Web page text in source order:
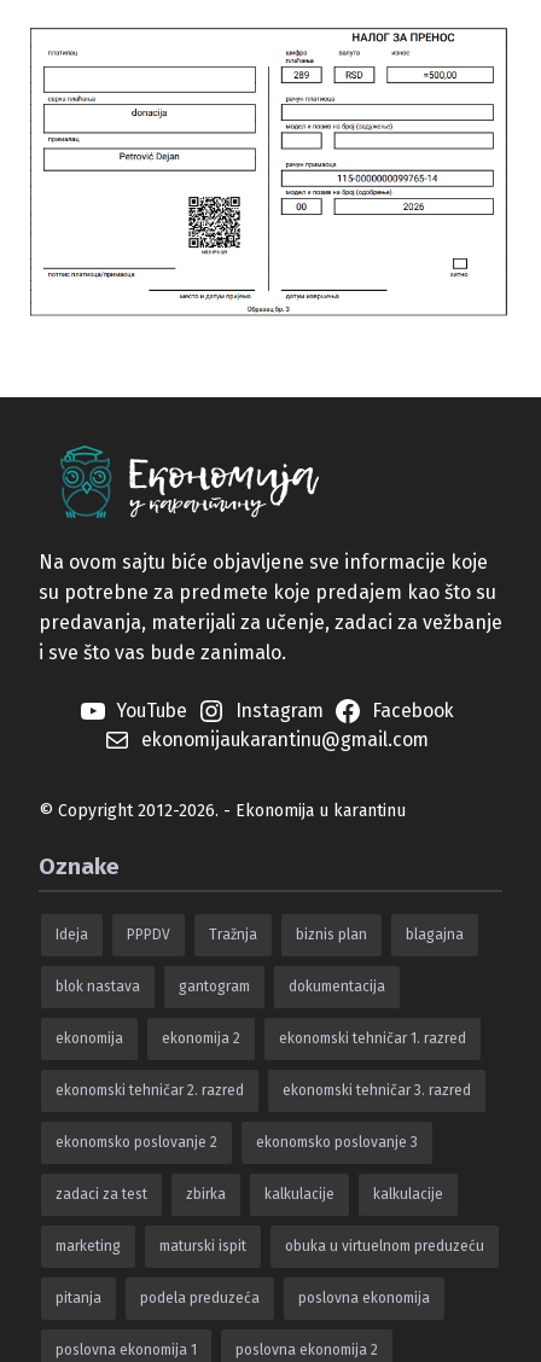
Na ovom sajtu biće objavljene sve informacije koje
su potrebne za predmete koje predajem kao što su
predavanja, materijali za učenje, zadaci za vežbanje
i sve što vas bude zanimalo.
YouTube Instagram
Facebook
ekonomijaukarantinu@gmail.com
© Copyright 2012-2026. - Ekonomija u karantinu
Oznake
Ideja PPPDV Tražnja biznis plan blagajna
blok nastava gantogram dokumentacija
ekonomija ekonomija 2 ekonomski tehničar 1. razred
ekonomski tehničar 2. razred ekonomski tehničar 3. razred
ekonomsko poslovanje 2 ekonomsko poslovanje 3
zadaci za test zbirka kalkulacije kalkulacije
marketing maturski ispit obuka u virtuelnom preduzeću
pitanja podela preduzeća poslovna ekonomija
poslovna ekonomija 1 poslovna ekonomija 2